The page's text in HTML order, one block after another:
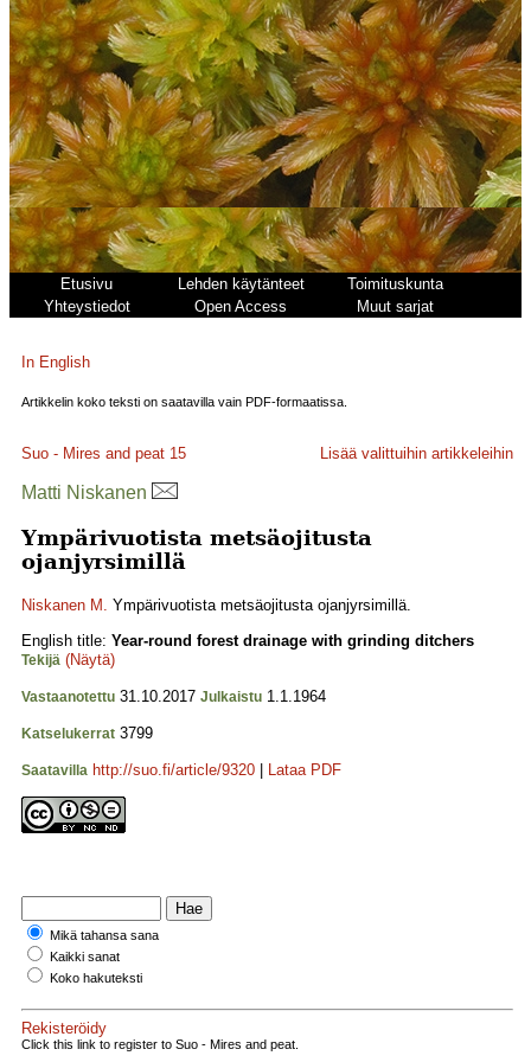
Etusivu Lehden käytänteet
Toimituskunta
Yhteystiedot
Open Access Muut sarjat
In English
Artikkelin koko teksti on saatavilla vain PDF-formaatissa.
Suo - Mires and peat 15 Lisää valittuihin artikkeleihin
Matti Niskanen
Ympärivuotista metsäojitusta
ojanjyrsimillä
Niskanen M. Ympärivuotista metsäojitusta ojanjyrsimillä.
English title: Year-round forest drainage with grinding ditchers
Tekijä (Näytä)
Vastaanotettu 31.10.2017 Julkaistu 1.1.1964
Katselukerrat 3799
Saatavilla http://suo.fi/article/9320 Lataa PDF
Mikä tahansa sana
Kaikki sanat
Koko hakuteksti
Rekisteröidy
Click this link to register to Suo - Mires and peat.